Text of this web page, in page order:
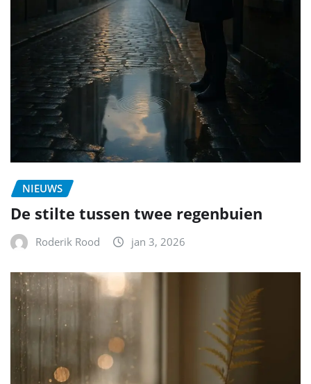
NIEUWS
De stilte tussen twee regenbuien
Roderik Rood jan 3, 2026